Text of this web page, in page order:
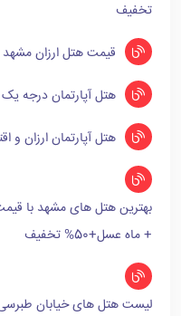
تخفیف
قیمت هتل ارزان مشهد
هتل آپارتمان درجه
هتل آپارتمان ارزان
بهترین هتل های مشهد با
+ ماه عسل+50% تخفیف